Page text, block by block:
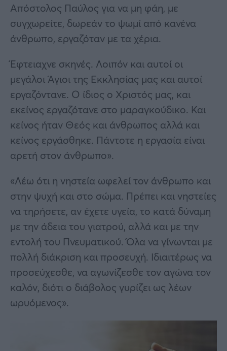
Απόστολος Παύλος για να μη φάη, με
συγχωρείτε, δωρεάν το ψωμί από κανένα
άνθρωπο, εργαζόταν με τα χέρια.
Έφτειαχνε σκηνές. Λοιπόν και αυτοί οι
μεγάλοι Άγιοι της Εκκλησίας μας και αυτοί
εργαζόντανε. Ο ίδιος ο Χριστός μας, και
εκείνος εργαζότανε στο μαραγκούδικο. Και
κείνος ήταν Θεός και άνθρωπος αλλά και
κείνος εργάσθηκε. Πάντοτε η εργασία είναι
αρετή στον άνθρωπο».
«Λέω ότι η νηστεία ωφελεί τον άνθρωπο και
στην ψυχή και στο σώμα. Πρέπει και νηστείες
να τηρήσετε, αν έχετε υγεία, το κατά δύναμη
με την άδεια του γιατρού, αλλά και με την
εντολή του Πνευματικού. Όλα να γίνωνται με
πολλή διάκριση και προσευχή. Ιδιαιτέρως να
προσεύχεσθε, να αγωνίζεσθε τον αγώνα τον
καλόν, διότι ο διάβολος γυρίζει ως λέων
ωρυόμενος».